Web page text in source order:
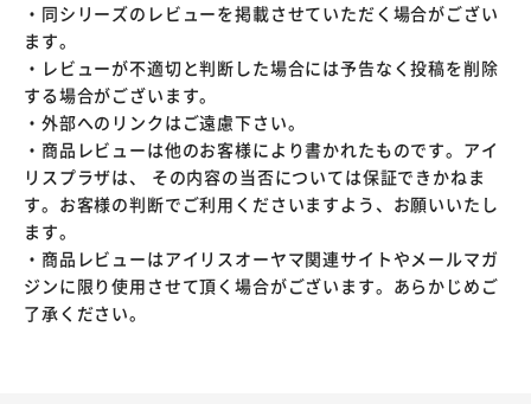
・同シリーズのレビューを掲載させていただく場合がござい
ます。
・レビューが不適切と判断した場合には予告なく投稿を削除
する場合がございます。
・外部へのリンクはご遠慮下さい。
・商品レビューは他のお客様により書かれたものです。アイ
リスプラザは、 その内容の当否については保証できかねま
す。お客様の判断でご利用くださいますよう、お願いいたし
ます。
・商品レビューはアイリスオーヤマ関連サイトやメールマガ
ジンに限り使用させて頂く場合がございます。あらかじめご
了承ください。